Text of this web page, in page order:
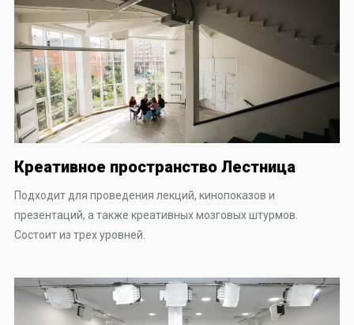
Креативное пространство Лестница
Подходит для проведения лекций, кинопоказов и
презентаций, а также креативных мозговых штурмов.
Состоит из трех уровней.